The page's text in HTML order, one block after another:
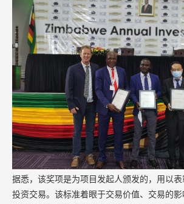
据悉，该奖项是为项目发起人颁发的，用以
投资交易。该标准着眼于交易价值、交易的